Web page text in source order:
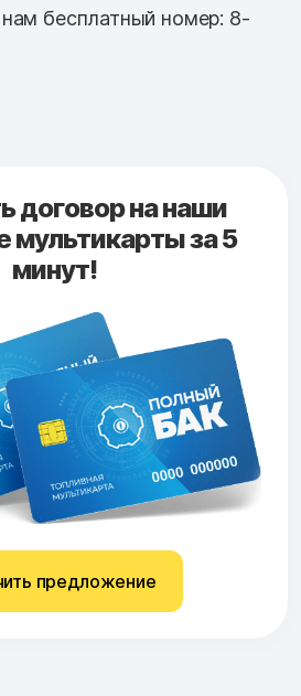
бесплатный номер: 8-
договор на наши
мультикарты за 5
минут!
предложение